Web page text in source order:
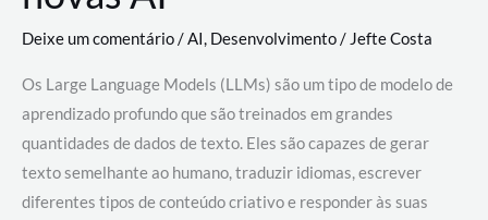
Deixe um comentário/AI, Desenvolvimento/ Jefte Costa
Os Large Language Models (LLMs) são um tipo de modelo de
aprendizado profundo que são treinados em grandes
quantidades de dados de texto. Eles são capazes de gerar
texto semelhante ao humano, traduzir idiomas, escrever
diferentes tipos de conteúdo criativo e responder às suas